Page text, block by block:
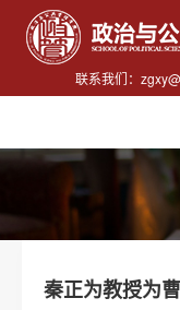
古天乐代
能
联系我们：
秦正为教授为